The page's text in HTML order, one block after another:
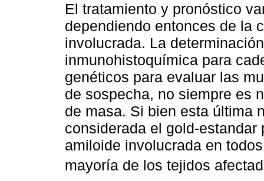
El tratamiento y pronóstico
dependiendo entonces de la
involucrada. La
inmunohistoquímica para
genéticos para evaluar las
de sospecha, no siempre es
de masa. Si bien esta última
considerada el gold-
amiloide involucrada en
mayoría de los tejidos